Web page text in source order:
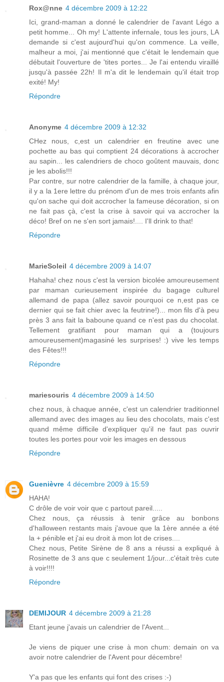
Rox@nne 4 décembre 2009 à 12:22
Ici, grand-maman a donné le calendrier de l'avant Légo a
petit homme... Oh my! L'attente infernale, tous les jours, LA
demande si c'est aujourd'hui qu'on commence. La veille,
malheur a moi, j'ai mentionné que c'était le lendemain que
débutait l'ouverture de 'tites portes... Je l'ai entendu viraillé
jusqu'à passée 22h! Il m'a dit le lendemain qu'il était trop
exité! My!
Répondre
Anonyme 4 décembre 2009 à 12:32
CHez nous, c,est un calendrier en freutine avec une
pochette au bas qui comptient 24 décorations à accrocher
au sapin... les calendriers de choco goûtent mauvais, donc
je les abolis!!!
Par contre, sur notre calendrier de la famille, à chaque jour,
il y a la 1ere lettre du prénom d'un de mes trois enfants afin
qu'on sache qui doit accrocher la fameuse décoration, si on
ne fait pas çà, c'est la crise à savoir qui va accrocher la
déco! Bref on ne s'en sort jamais!.... I'll drink to that!
Répondre
MarieSoleil 4 décembre 2009 à 14:07
Hahaha! chez nous c'est la version bicolée amoureusement
par maman curieusement inspirée du bagage culturel
allemand de papa (allez savoir pourquoi ce n,est pas ce
dernier qui se fait chier avec la feutrine!)... mon fils d'à peu
près 3 ans fait la baboune quand ce n'est pas du chocolat.
Tellement gratifiant pour maman qui a (toujours
amoureusement)magasiné les surprises! :) vive les temps
des Fêtes!!!
Répondre
mariesouris 4 décembre 2009 à 14:50
chez nous, à chaque année, c'est un calendrier traditionnel
allemand avec des images au lieu des chocolats, mais c'est
quand même difficile d'expliquer qu'il ne faut pas ouvrir
toutes les portes pour voir les images en dessous
Répondre
Guenièvre 4 décembre 2009 à 15:59
HAHA!
C drôle de voir voir que c partout pareil.....
Chez nous, ça réussis à tenir grâce au bonbons
d'halloween restants mais j'avoue que la 1ère année a été
la + pénible et j'ai eu droit à mon lot de crises....
Chez nous, Petite Sirène de 8 ans a réussi a expliqué à
Rosinette de 3 ans que c seulement 1/jour...c'était très cute
à voir!!!!
Répondre
DEMIJOUR 4 décembre 2009 à 21:28
Etant jeune j'avais un calendrier de l'Avent...
Je viens de piquer une crise à mon chum: demain on va
avoir notre calendrier de l'Avent pour décembre!
Y'a pas que les enfants qui font des crises :-)